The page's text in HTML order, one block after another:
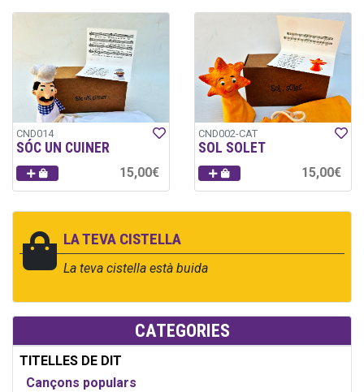
LA TEVA CISTELLA
La teva cistella està buida
CATEGORIES
TITELLES DE DIT
Cançons populars
CND014
SÓC UN CUINER
15,00€
CND002-CAT
SOL SOLET
15,00€